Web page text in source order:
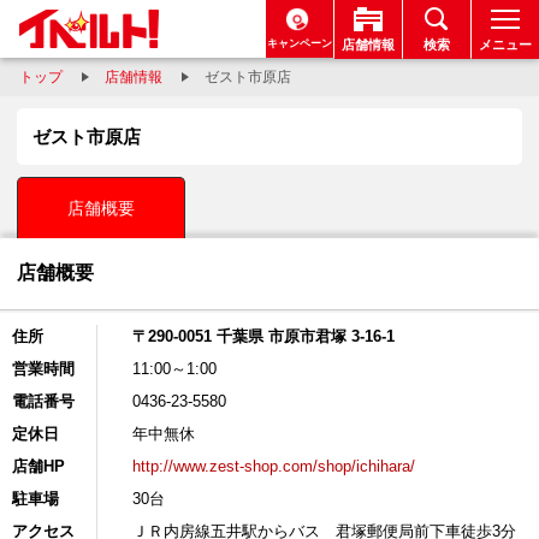
キャンペーン 店舗情報 検索 メニュー
トップ 店舗情報 ゼスト市原店
ゼスト市原店
店舗概要
店舗概要
住所
〒290-0051 千葉県 市原市君塚 3-16-1
営業時間
11:00～1:00
電話番号
0436-23-5580
定休日
年中無休
店舗HP
http://www.zest-shop.com/shop/ichihara/
駐車場
30台
アクセス
ＪＲ内房線五井駅からバス 君塚郵便局前下車徒歩3分